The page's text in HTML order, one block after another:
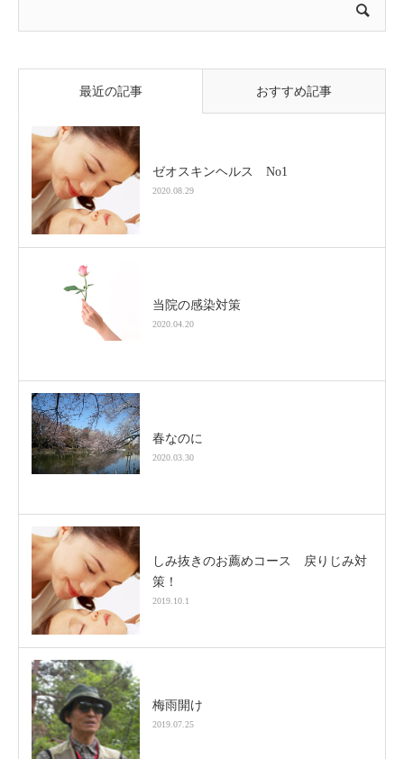
最近の記事 おすすめ記事
ゼオスキンヘルス No1
2020.08.29
当院の感染対策
2020.04.20
春なのに
2020.03.30
しみ抜きのお薦めコース 戻りじみ対
策！
2019.10.1
梅雨開け
2019.07.25